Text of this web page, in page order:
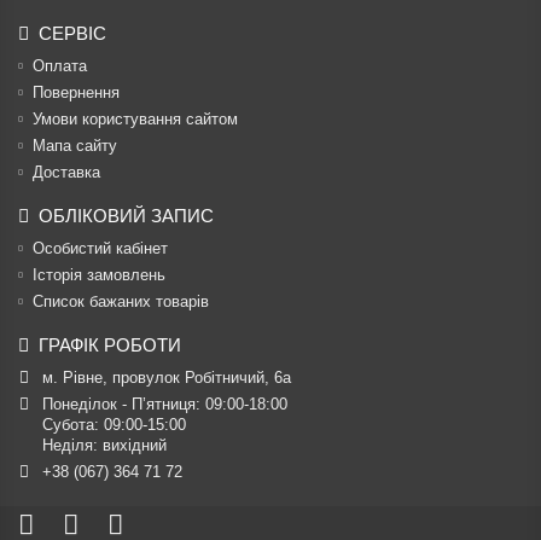
СЕРВІС
Оплата
Повернення
Умови користування сайтом
Мапа сайту
Доставка
ОБЛІКОВИЙ ЗАПИС
Особистий кабінет
Історія замовлень
Список бажаних товарів
ГРАФІК РОБОТИ
м. Рівне, провулок Робітничий, 6а
Понеділок - П’ятниця: 09:00-18:00
Субота: 09:00-15:00
Неділя: вихідний
+38 (067) 364 71 72